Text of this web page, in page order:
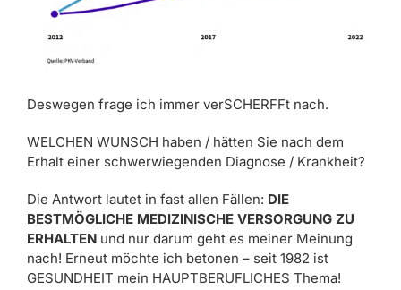
Deswegen frage ich immer verSCHERFFt nach.
WELCHEN WUNSCH haben / hätten Sie nach dem
Erhalt einer schwerwiegenden Diagnose / Krankheit?
Die Antwort lautet in fast allen Fällen: DIE
BESTMÖGLICHE MEDIZINISCHE VERSORGUNG ZU
ERHALTEN und nur darum geht es meiner Meinung
nach! Erneut möchte ich betonen – seit 1982 ist
GESUNDHEIT mein HAUPTBERUFLICHES Thema!